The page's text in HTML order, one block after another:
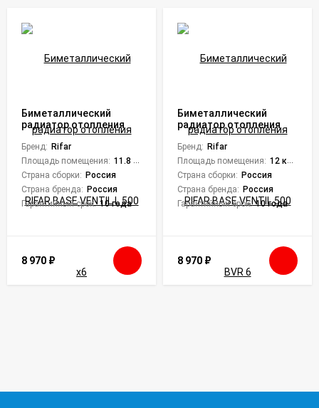
Биметаллический
радиатор отопления
RIFAR BASE VENTIL L 500
x6
Бренд: Rifar
Площадь помещения: 11.8 кв. м.
Страна сборки: Россия
Страна бренда: Россия
Гарантийный срок: 10 года
8 970 ₽
Биметаллический
радиатор отопления
RIFAR BASE VENTIL 500
BVR 6
Бренд: Rifar
Площадь помещения: 12 кв. м.
Страна сборки: Россия
Страна бренда: Россия
Гарантийный срок: 10 года
8 970 ₽